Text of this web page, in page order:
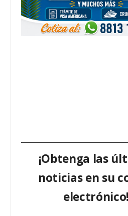
¡Obtenga las
noticias en su
electrónico!